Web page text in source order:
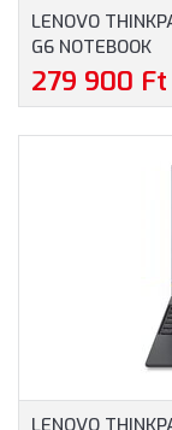
LENOVO
G6 NOTEBOOK
(21M3002FCX) -
WUXGA, AMD
GARANCIA,
279 900 Ft
LENOVO